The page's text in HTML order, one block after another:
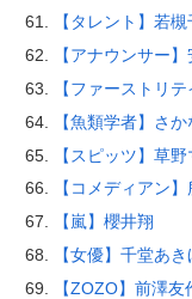
【タレント】若槻
【アナウンサー
【ファーストリ
【魚類学者】さ
【スピッツ】草
【コメディアン
【嵐】櫻井翔
【女優】千堂あき
【ZOZO】前澤友